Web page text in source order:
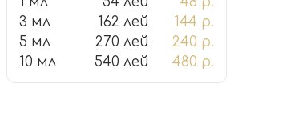
3 мл
162 лей
144 р.
5 мл
270 лей
240 р.
10 мл
540 лей 480 р.